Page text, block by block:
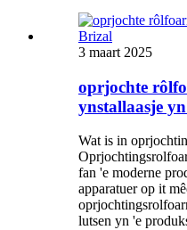
3 maart 2025
oprjochte
ynstallaasje
Wat is in
fan 'e moderne
apparatuer op it
lutsen yn 'e